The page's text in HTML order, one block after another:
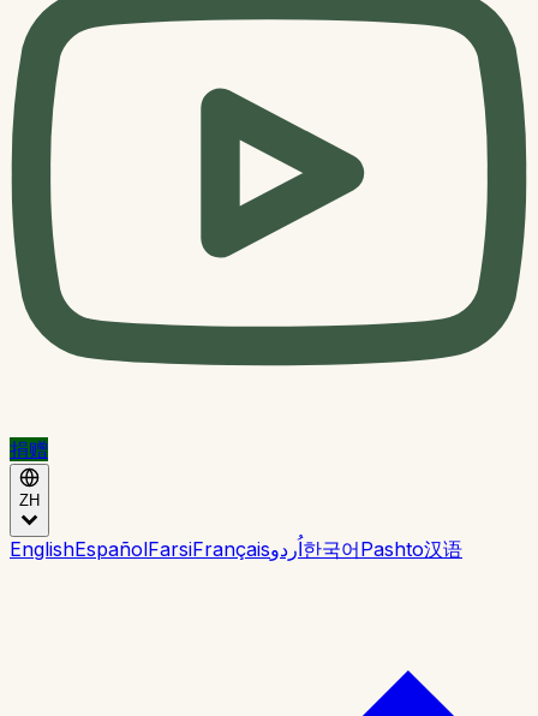
捐赠
ZH
EnglishEspañolFarsiFrançaisاُردو한국어Pashto汉语